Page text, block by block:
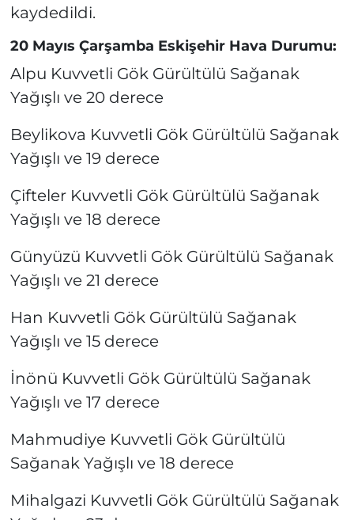
kaydedildi.
20 Mayıs Çarşamba Eskişehir Hava Durumu:
Alpu Kuvvetli Gök Gürültülü Sağanak
Yağışlı ve 20 derece
Beylikova Kuvvetli Gök Gürültülü Sağanak
Yağışlı ve 19 derece
Çifteler Kuvvetli Gök Gürültülü Sağanak
Yağışlı ve 18 derece
Günyüzü Kuvvetli Gök Gürültülü Sağanak
Yağışlı ve 21 derece
Han Kuvvetli Gök Gürültülü Sağanak
Yağışlı ve 15 derece
İnönü Kuvvetli Gök Gürültülü Sağanak
Yağışlı ve 17 derece
Mahmudiye Kuvvetli Gök Gürültülü
Sağanak Yağışlı ve 18 derece
Mihalgazi Kuvvetli Gök Gürültülü Sağanak